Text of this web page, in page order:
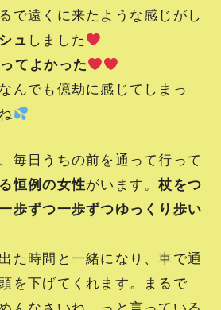
で遠くに来たような感じがし
ュ しました
てよかった
んでも億劫に感じてしまっ
毎日うちの前を通って行って
恒例の女性がいます。杖をつ
歩ずつ一歩ずつゆっくり歩い
た時間と一緒になり、車で通
を下げてくれます。まるで